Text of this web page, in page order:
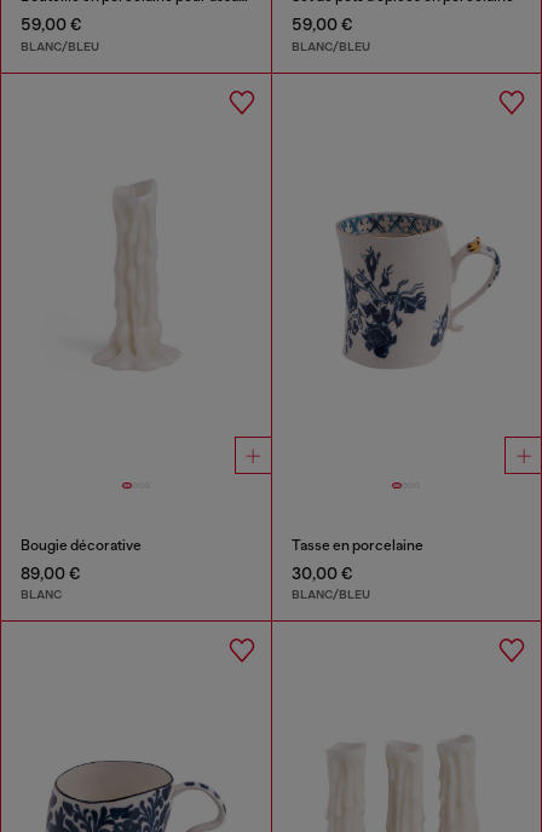
59,00 €
BLANC/BLEU
59,00 €
BLANC/BLEU
Bougie décorative
89,00 €
BLANC
Tasse en porcelaine
30,00 €
BLANC/BLEU